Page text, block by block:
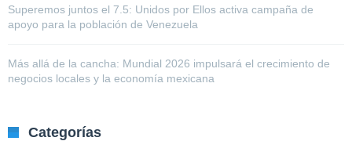
Superemos juntos el 7.5: Unidos por Ellos activa campaña de
apoyo para la población de Venezuela
Más allá de la cancha: Mundial 2026 impulsará el crecimiento de
negocios locales y la economía mexicana
Categorías